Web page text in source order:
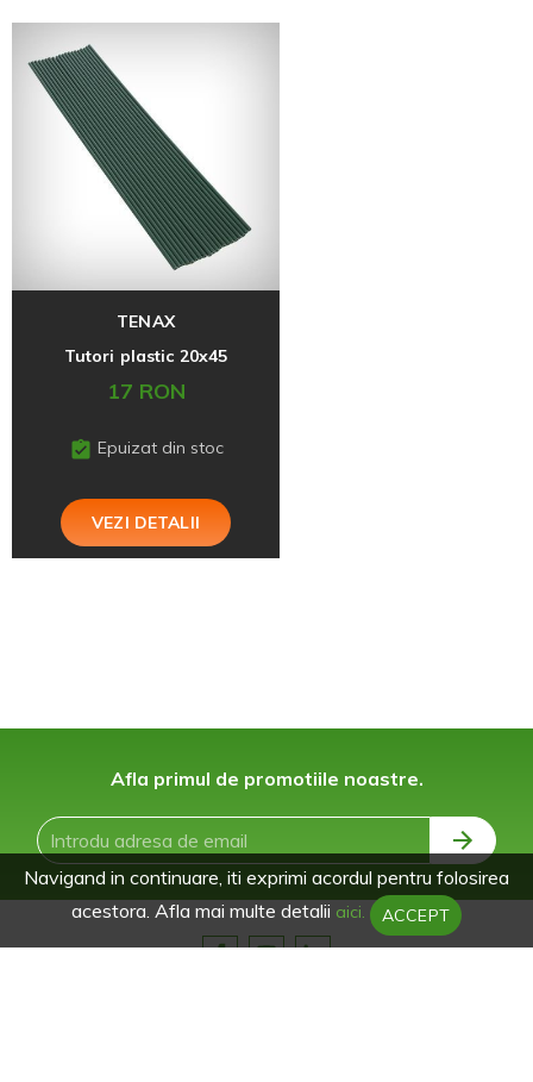
TENAX
Tutori plastic 20x45
17 RON
Epuizat din stoc
VEZI DETALII
Afla primul de promotiile noastre.
Navigand in continuare, iti exprimi acordul pentru folosirea
acestora. Afla mai multe detalii aici. ACCEPT